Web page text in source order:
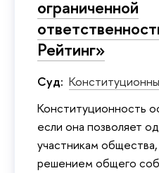
ограниченной
Рейтинг»
Суд:
Конституционность
если она позволяет
участникам
решением общего